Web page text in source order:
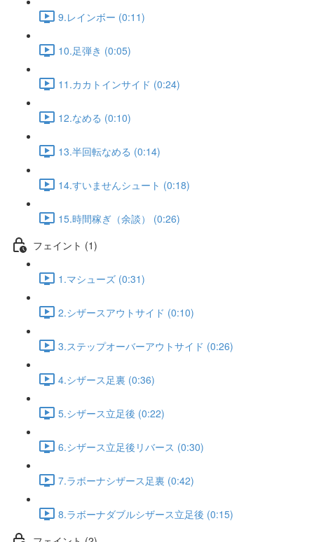
9.レインボー (0:11)
10.足弾き (0:05)
11.カカトインサイド (0:24)
12.なめる (0:10)
13.半回転なめる (0:14)
14.すいませんシュート (0:18)
15.時間稼ぎ（余談） (0:26)
フェイント (1)
1.マシューズ (0:31)
2.シザースアウトサイド (0:10)
3.ステップオーバーアウトサイド (0:26)
4.シザース足裏 (0:36)
5.シザース立足後 (0:22)
6.シザース立足後リバース (0:30)
7.ラボーナシザース足裏 (0:42)
8.ラボーナダブルシザース立足後 (0:15)